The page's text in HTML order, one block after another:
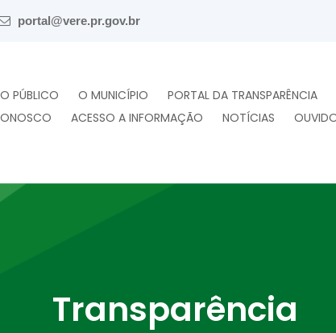
portal@vere.pr.gov.br
PÚBLICO O MUNICÍPIO PORTAL DA TRANSPARÊNCIA
ACESSO A INFORMAÇÃO NOTÍCIAS
Transparência